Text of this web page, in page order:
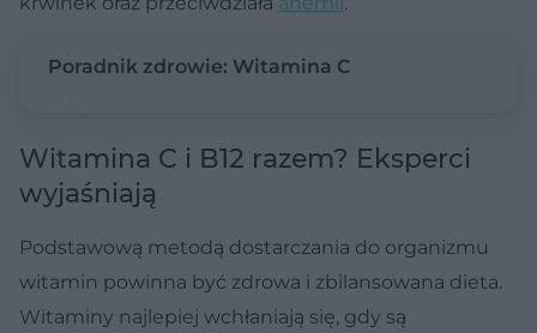
Poradnik zdrowie: Witamina C
Witamina C i B12 razem? Eksperci
wyjaśniają
Podstawową metodą dostarczania do organizmu
witamin powinna być zdrowa i zbilansowana dieta.
Witaminy najlepiej wchłaniają się, gdy są